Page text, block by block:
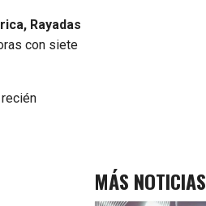
Rayadas
con siete
MÁS NOTICIAS